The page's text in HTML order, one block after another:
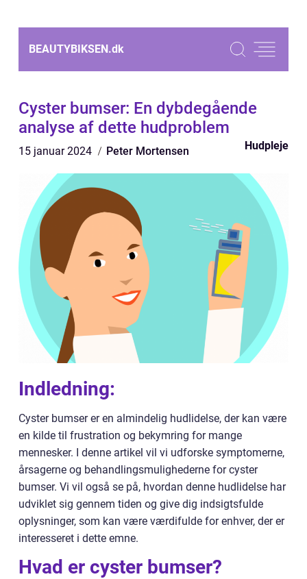
BEAUTYBIKSEN.dk
Cyster bumser: En dybdegående
analyse af dette hudproblem
15 januar 2024 Peter Mortensen Hudpleje
Indledning:
Cyster bumser er en almindelig hudlidelse, der kan være
en kilde til frustration og bekymring for mange
mennesker. I denne artikel vil vi udforske symptomerne,
årsagerne og behandlingsmulighederne for cyster
bumser. Vi vil også se på, hvordan denne hudlidelse har
udviklet sig gennem tiden og give dig indsigtsfulde
oplysninger, som kan være værdifulde for enhver, der er
interesseret i dette emne.
Hvad er cyster bumser?